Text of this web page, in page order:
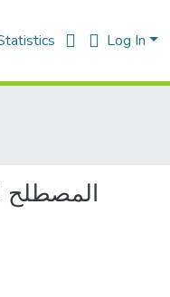
Log In
المصطلح